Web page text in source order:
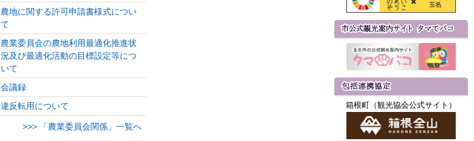
農地に関する許可申請書様式につい
て
農業委員会の農地利用最適化推進状
況及び最適化活動の目標設定等につ
いて
会議録
違反転用について
>>> 「農業委員会関係」一覧へ
箱根町（観光協会公式サイト）